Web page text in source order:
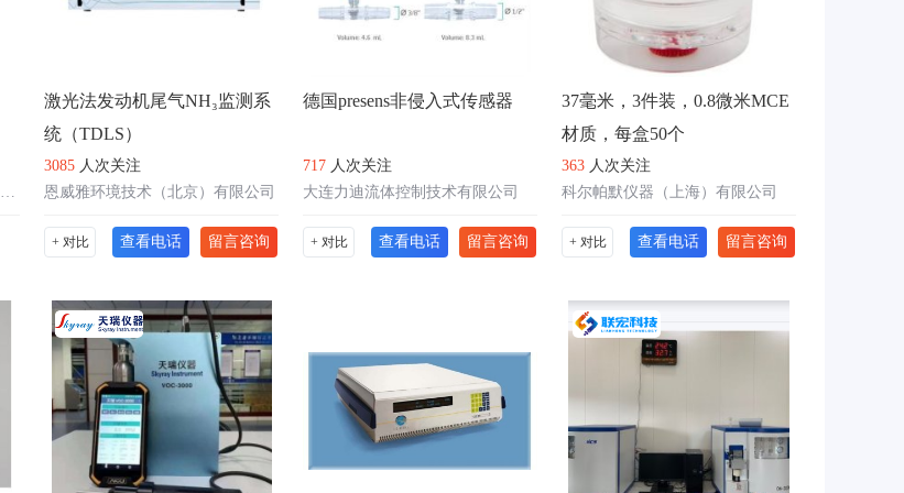
英国Surface Measurement Systems公司
激光法发动机尾气NH₃监测系
统（TDLS）
3085 人次关注
恩威雅环境技术（北京）有限公司
+ 对比 查看电话 留言咨询
德国presens非侵入式传感器
717 人次关注
大连力迪流体控制技术有限公司
+ 对比 查看电话 留言咨询
37毫米，3件装，0.8微米MCE
材质，每盒50个
363 人次关注
科尔帕默仪器（上海）有限公司
+ 对比 查看电话 留言咨询